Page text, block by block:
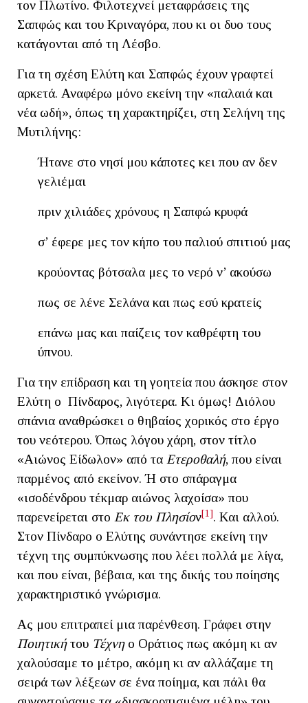
τον Πλωτίνο. Φιλοτεχνεί μεταφράσεις της
Σαπφώς και του Κριναγόρα, που κι οι δυο τους
κατάγονται από τη Λέσβο.
Για τη σχέση Ελύτη και Σαπφώς έχουν γραφτεί
αρκετά. Αναφέρω μόνο εκείνη την «παλαιά και
νέα ωδή», όπως τη χαρακτηρίζει, στη Σελήνη της
Μυτιλήνης:
Ήτανε στο νησί μου κάποτες κει που αν δεν
γελιέμαι
πριν χιλιάδες χρόνους η Σαπφώ κρυφά
σ’ έφερε μες τον κήπο του παλιού σπιτιού μας
κρούοντας βότσαλα μες το νερό ν’ ακούσω
πως σε λένε Σελάνα και πως εσύ κρατείς
επάνω μας και παίζεις τον καθρέφτη του
ύπνου.
Για την επίδραση και τη γοητεία που άσκησε στον
Ελύτη ο Πίνδαρος, λιγότερα. Κι όμως! Διόλου
σπάνια αναθρώσκει ο θηβαίος χορικός στο έργο
του νεότερου. Όπως λόγου χάρη, στον τίτλο
«Αιώνος Είδωλον» από τα Ετεροθαλή, που είναι
παρμένος από εκείνον. Ή στο σπάραγμα
«ισοδένδρου τέκμαρ αιώνος λαχοίσα» που
παρενείρεται στο Εκ του Πλησίον[1]. Και αλλού.
Στον Πίνδαρο ο Ελύτης συνάντησε εκείνη την
τέχνη της συμπύκνωσης που λέει πολλά με λίγα,
και που είναι, βέβαια, και της δικής του ποίησης
χαρακτηριστικό γνώρισμα.
Ας μου επιτραπεί μια παρένθεση. Γράφει στην
Ποιητικήτου Τέχνηο Οράτιος πως ακόμη κι αν
χαλούσαμε το μέτρο, ακόμη κι αν αλλάζαμε τη
σειρά των λέξεων σε ένα ποίημα, και πάλι θα